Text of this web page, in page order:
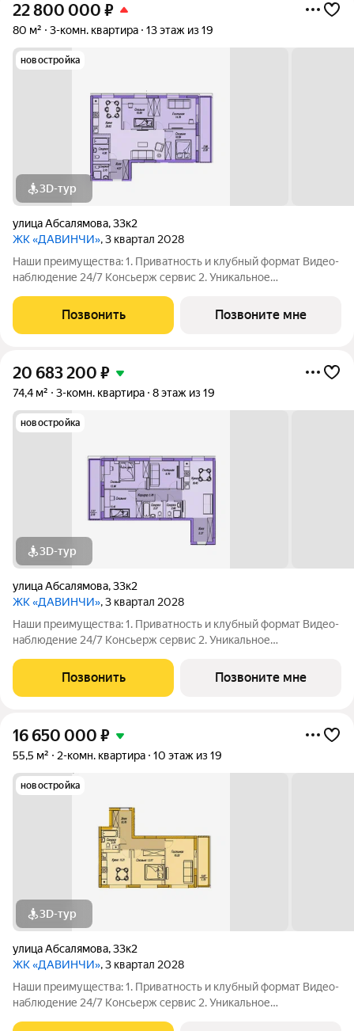
22 800 000 ₽
80 м² 3-комн. квартира 13 этаж из 19
новостройка
3D-тур
улица Абсалямова,33к2
ЖК «ДАВИНЧИ», 3 квартал 2028
Наши преимущества: 1. Приватность и клубный формат Видео-
наблюдение 24/7 Консьерж сервис 2. Уникальное
этаже Библиотека Спортивная зона Детский уголок 3.
Комфортный паркинг Закрытый паркинг на 1
Позвонить Позвоните мне
20 683 200 ₽
74,4 м² 3-комн. квартира 8 этаж из 19
новостройка
3D-тур
улица Абсалямова,33к2
ЖК «ДАВИНЧИ», 3 квартал 2028
Наши преимущества: 1. Приватность и клубный формат Видео-
наблюдение 24/7 Консьерж сервис 2. Уникальное
этаже Библиотека Спортивная зона Детский уголок 3.
Комфортный паркинг Закрытый паркинг на 1
Позвонить Позвоните мне
16 650 000 ₽
55,5 м² 2-комн. квартира 10 этаж из 19
новостройка
3D-тур
улица Абсалямова,33к2
ЖК «ДАВИНЧИ», 3 квартал 2028
Наши преимущества: 1. Приватность и клубный формат Видео-
наблюдение 24/7 Консьерж сервис 2. Уникальное